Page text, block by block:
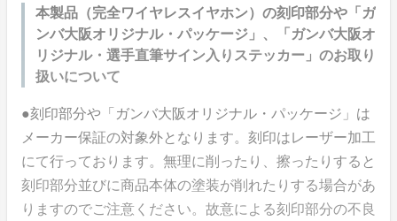
本製品（完全ワイヤレスイヤホン）の刻印部分や「ガ
ンバ大阪オリジナル・パッケージ」、「ガンバ大阪オ
リジナル・選手直筆サイン入りステッカー」のお取り
扱いについて
●刻印部分や「ガンバ大阪オリジナル・パッケージ」は
メーカー保証の対象外となります。刻印はレーザー加工
にて行っております。無理に削ったり、擦ったりすると
刻印部分並びに商品本体の塗装が削れたりする場合があ
りますのでご注意ください。故意による刻印部分の不良